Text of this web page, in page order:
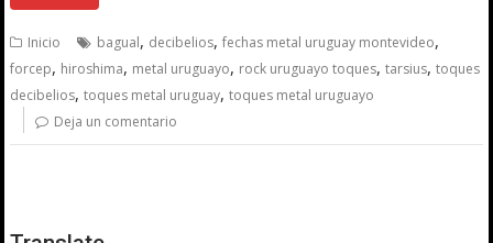
Inicio bagual, decibelios,fechas metal uruguay montevideo,
forcep, hiroshima, metal uruguayo, rock uruguayo toques,tarsius,toques
decibelios,toques metal uruguay,toques metal uruguayo
Deja un comentario